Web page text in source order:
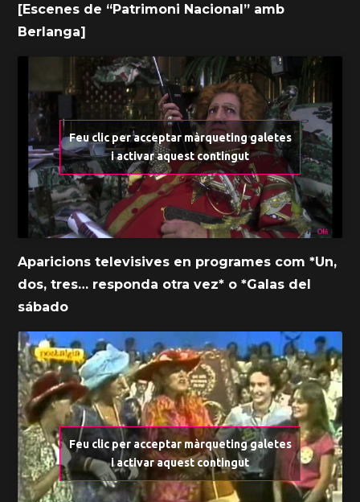
[Escenes de “Patrimoni Nacional” amb
Berlanga]
Feu clic per acceptar màrqueting galetes
i activar aquest contingut
Aparicions televisives en programes com *Un,
dos, tres… responda otra vez* o *Galas del
sábado
Feu clic per acceptar màrqueting galetes
i activar aquest contingut